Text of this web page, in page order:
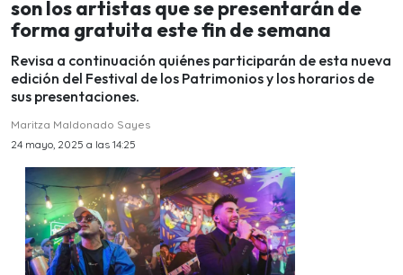
son los artistas que se presentarán de
forma gratuita este fin de semana
Revisa a continuación quiénes participarán de esta nueva
edición del Festival de los Patrimonios y los horarios de
sus presentaciones.
Maritza Maldonado Sayes
24 mayo, 2025 a las 14:25